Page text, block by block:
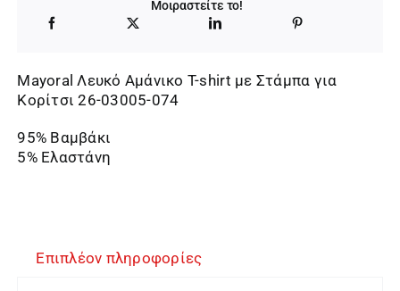
13,00 €.
Μοιραστείτε το!
Mayoral Λευκό Αμάνικο T-shirt με Στάμπα για
Κορίτσι 26-03005-074
95% Βαμβάκι
5% Ελαστάνη
Επιπλέον πληροφορίες